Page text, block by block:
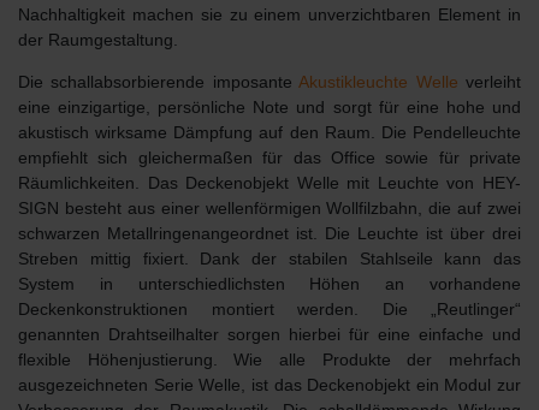
Nachhaltigkeit machen sie zu einem unverzichtbaren Element in
der Raumgestaltung.
Die schallabsorbierende imposante Akustikleuchte Welle verleiht
eine einzigartige, persönliche Note und sorgt für eine hohe und
akustisch wirksame Dämpfung auf den Raum. Die Pendelleuchte
empfiehlt sich gleichermaßen für das Office sowie für private
Räumlichkeiten. Das Deckenobjekt Welle mit Leuchte von HEY-
SIGN besteht aus einer wellenförmigen Wollfilzbahn, die auf zwei
schwarzen Metallringenangeordnet ist. Die Leuchte ist über drei
Streben mittig fixiert. Dank der stabilen Stahlseile kann das
System in unterschiedlichsten Höhen an vorhandene
Deckenkonstruktionen montiert werden. Die „Reutlinger“
genannten Drahtseilhalter sorgen hierbei für eine einfache und
flexible Höhenjustierung. Wie alle Produkte der mehrfach
ausgezeichneten Serie Welle, ist das Deckenobjekt ein Modul zur